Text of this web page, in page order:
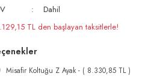
Dahil
TL den başlayan taksitlerle!
Misafir Koltuğu Z Ayak - ( 8.330,85 TL )